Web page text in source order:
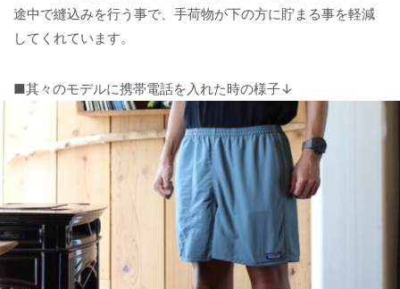
途中で縫込みを行う事で、手荷物が下の方に貯まる事を軽減
してくれています。
■其々のモデルに携帯電話を入れた時の様子↓